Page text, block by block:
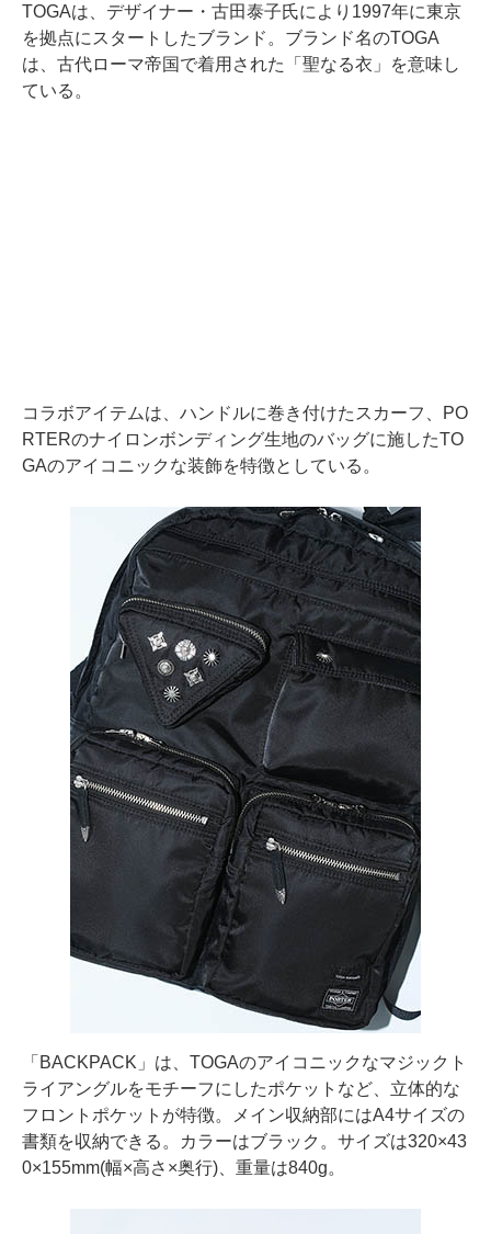
TOGAは、デザイナー・古田泰子氏により1997年に東京
を拠点にスタートしたブランド。ブランド名のTOGA
は、古代ローマ帝国で着用された「聖なる衣」を意味し
ている。
コラボアイテムは、ハンドルに巻き付けたスカーフ、PO
RTERのナイロンボンディング生地のバッグに施したTO
GAのアイコニックな装飾を特徴としている。
「BACKPACK」は、TOGAのアイコニックなマジックト
ライアングルをモチーフにしたポケットなど、立体的な
フロントポケットが特徴。メイン収納部にはA4サイズの
書類を収納できる。カラーはブラック。サイズは320×43
0×155mm(幅×高さ×奥行)、重量は840g。